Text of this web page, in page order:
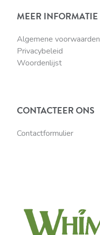
MEER INFORMATIE
Algemene voorwaarden
Privacybeleid
Woordenlijst
CONTACTEER ONS
Contactformulier